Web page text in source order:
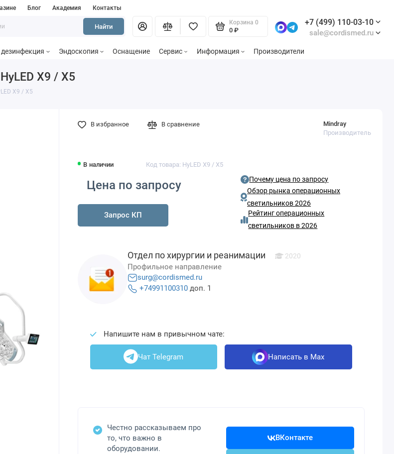
Блог Академия Контакты
Найти
Корзина 0
0 ₽
+7 (499) 110-03-10
sale@cordismed.ru
Эндоскопия Оснащение Сервис Информация Производители
X9 / X5
X9 / X5
В наличии Код товара: HyLED X9 / X5
Mindray
Производитель
Цена по запросу
Запрос КП
Почему цена по запросу
Обзор рынка операционных
светильников 2026
Рейтинг операционных
светильников в 2026
В избранное В сравнение
Отдел по хирургии и реанимации 2020
Профильное направление
surg@cordismed.ru
+74991100310 доп. 1
Напишите нам в привычном чате:
Чат Telegram Написать в Max
Честно рассказываем про
то, что важно в
оборудовании.
ВКонтакте